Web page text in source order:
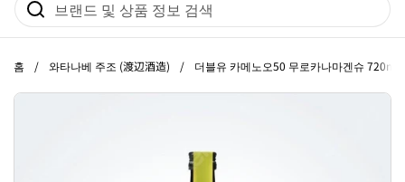
홈 / 와타나베 주조 (渡辺酒造) / 더블유 카메노오50 무로카나마겐슈 720ml